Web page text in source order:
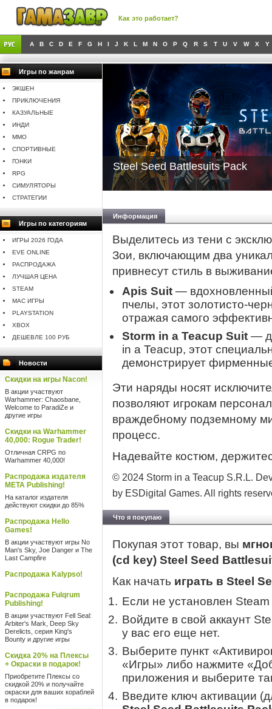
Как это работает?
A B C D E F G H I J K L M N O P Q R S T U V W X Y
Игры по жанрам
ЭКШЕН
ПРИКЛЮЧЕНИЯ
КАЗУАЛЬНЫЕ
ИНДИ
MMO
СПОРТИВНЫЕ
ГОНКИ
RPG
СИМУЛЯТОРЫ
СТРАТЕГИИ
Игры по категориям
ИГРЫ 2026 ГОДА
EVE ONLINE
РАСПРОДАЖА
ЛУЧШАЯ ЦЕНА
STEAM
MAC ИГРЫ
PLAYSTATION
XBOX
ДЕШЕВЛЕ 100 РУБ
Новости
Скидки на игры Nacon!
В акции участвуют
Warhammer: Chaosbane,
Welcome to ParadiZe и
другие игры
Скидки на Warhammer
40,000: Rogue Trader!
Отличная CRPG по
Warhammer 40,000!
Распродажа издателя
META Publishing!
На каталог издателя
действуют скидки до 85%
Распродажа Hello
Games!
В акции участвуют игры No
Man's Sky, Joe Danger и The
Last Campfire
Распродажа Kalypso!
Распродажа Fulqrum
Publishing!
В акции участвуют Fell Seal:
Arbiter's Mark, Deep Sky
Derelicts, серия King's
Bounty и другие игры
Скидка 20% на Плексы
+ Окраски в подарок!
Приобретите Плексы со
скидкой 20% и получайте
окраски для ваших кораблей
в подарок!
Steel Seed Battlesuits Pack
Информация
Выделитесь из тени с
Зои, включающим два
привнесут стиль в
Apis Suit —
пчелы, этот золотисто-
отражая самого
Storm in a Teacup Suit —
in a Teacup, этот
демонстрирует
Эти наряды носят
позволяют игрокам
враждебному подземному
процесс.
Надевайте костюм,
© 2024 Storm in a Teacup S.R.L.
by ESDigital Games. All rights
Что я покупаю
Покупая этот товар, вы
(cd key) Steel Seed
Как начать играть в Steel
Если не установлен
Войдите в свой аккаунт
у вас его еще нет.
Выберите пункт
«Игры» либо нажмите
приложения и выберите
Введите ключ активации